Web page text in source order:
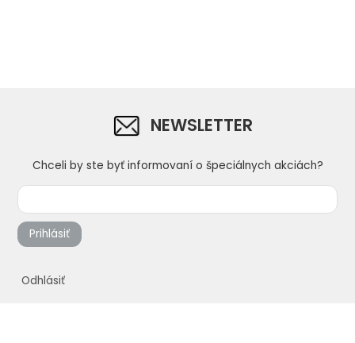
NEWSLETTER
Chceli by ste byť informovaní o špeciálnych akciách?
Prihlásiť
Odhlásiť